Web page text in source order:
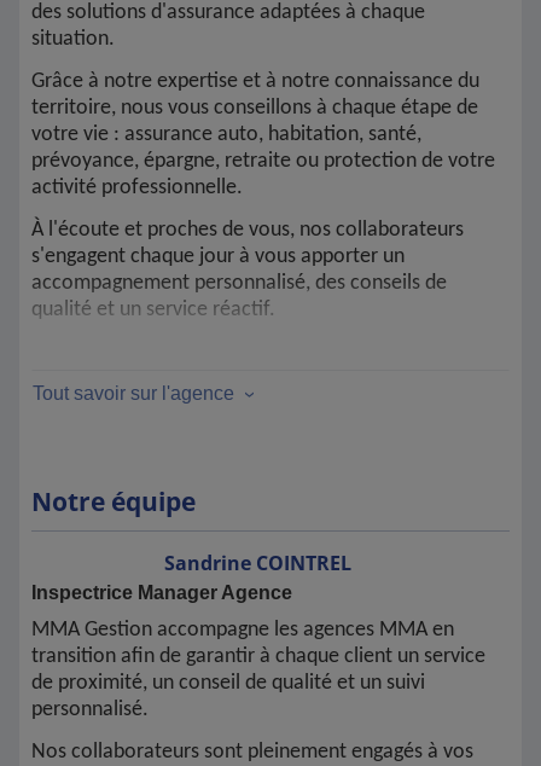
des solutions d'assurance adaptées à chaque
situation.
Grâce à notre expertise et à notre connaissance du
territoire, nous vous conseillons à chaque étape de
votre vie : assurance auto, habitation, santé,
prévoyance, épargne, retraite ou protection de votre
activité professionnelle.
À l'écoute et proches de vous, nos collaborateurs
s'engagent chaque jour à vous apporter un
accompagnement personnalisé, des conseils de
qualité et un service réactif.
Notre priorité : construire avec vous une relation de
Tout savoir sur l'agence
Notre équipe
Sandrine COINTREL
Inspectrice Manager Agence
MMA Gestion accompagne les agences MMA en
transition afin de garantir à chaque client un service
de proximité, un conseil de qualité et un suivi
personnalisé.
Nos collaborateurs sont pleinement engagés à vos